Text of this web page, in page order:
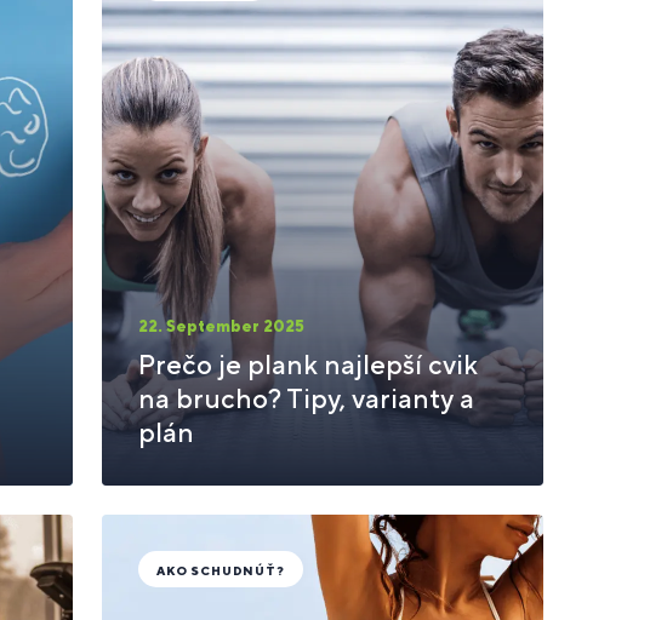
22. September 2025
Prečo je plank najlepší cvik
na brucho? Tipy, varianty a
plán
AKO SCHUDNÚŤ?